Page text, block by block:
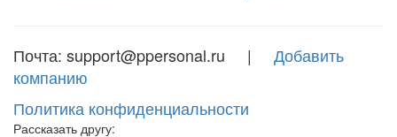
Почта: support@ppersonal.ru | Добавить
компанию
Политика конфиденциальности
Рассказать другу: